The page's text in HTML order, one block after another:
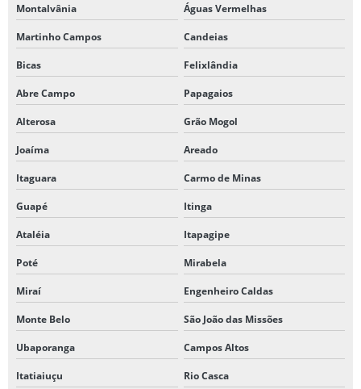
Montalvânia Águas Vermelhas
Martinho Campos Candeias
Bicas Felixlândia
Abre Campo Papagaios
Alterosa Grão Mogol
Joaíma Areado
Itaguara Carmo de Minas
Guapé Itinga
Ataléia Itapagipe
Poté Mirabela
Miraí Engenheiro Caldas
Monte Belo São João das Missões
Ubaporanga Campos Altos
Itatiaiuçu Rio Casca